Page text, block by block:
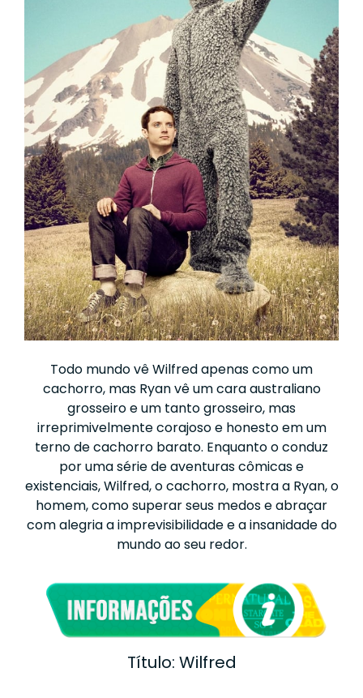
Todo mundo vê Wilfred apenas como um
cachorro, mas Ryan vê um cara australiano
grosseiro e um tanto grosseiro, mas
irreprimivelmente corajoso e honesto em um
terno de cachorro barato. Enquanto o conduz
por uma série de aventuras cômicas e
existenciais, Wilfred, o cachorro, mostra a Ryan, o
homem, como superar seus medos e abraçar
com alegria a imprevisibilidade e a insanidade do
mundo ao seu redor.
Título: Wilfred